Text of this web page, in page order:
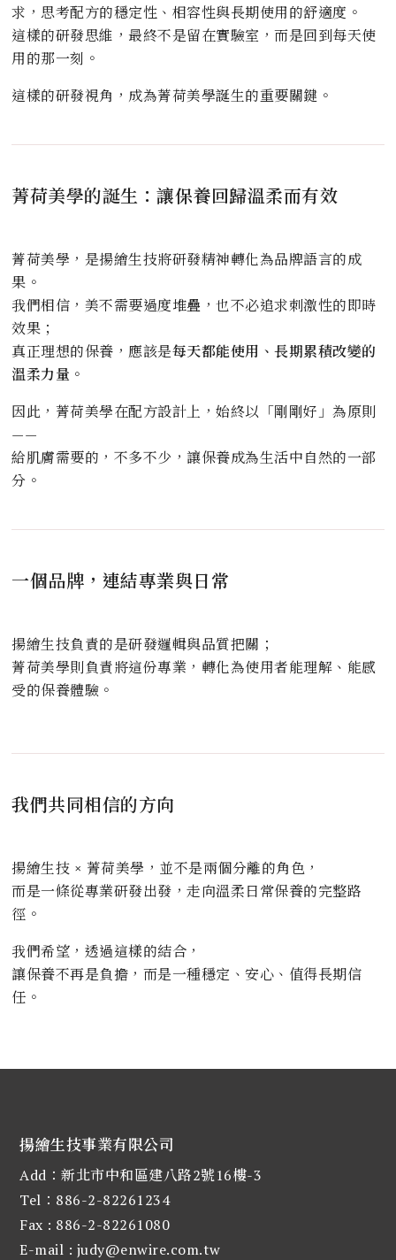
求，思考配方的穩定性、相容性與長期使用的舒適度。
這樣的研發思維，最終不是留在實驗室，而是回到每天使
用的那一刻。
這樣的研發視角，成為菁荷美學誕生的重要關鍵。
菁荷美學的誕生：讓保養回歸溫柔而有效
菁荷美學，是揚繪生技將研發精神轉化為品牌語言的成
果。
我們相信，美不需要過度堆疊，也不必追求刺激性的即時
效果；
真正理想的保養，應該是每天都能使用、長期累積改變的
溫柔力量 。
因此，菁荷美學在配方設計上，始終以「剛剛好」為原則
——
給肌膚需要的，不多不少，讓保養成為生活中自然的一部
分。
一個品牌，連結專業與日常
揚繪生技負責的是研發邏輯與品質把關；
菁荷美學則負責將這份專業，轉化為使用者能理解、能感
受的保養體驗。
我們共同相信的方向
揚繪生技 × 菁荷美學，並不是兩個分離的角色，
而是一條從專業研發出發，走向溫柔日常保養的完整路
徑。
我們希望，透過這樣的結合，
讓保養不再是負擔，而是一種穩定、安心、值得長期信
任。
揚繪生技事業有限公司
Add：新北市中和區建八路2號16樓-3
Tel：886-2-82261234
Fax : 886-2-82261080
E-mail : judy@enwire.com.tw